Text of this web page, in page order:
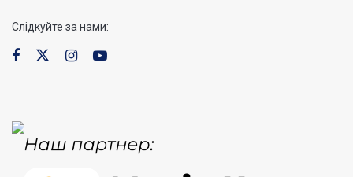
Слідкуйте за нами: